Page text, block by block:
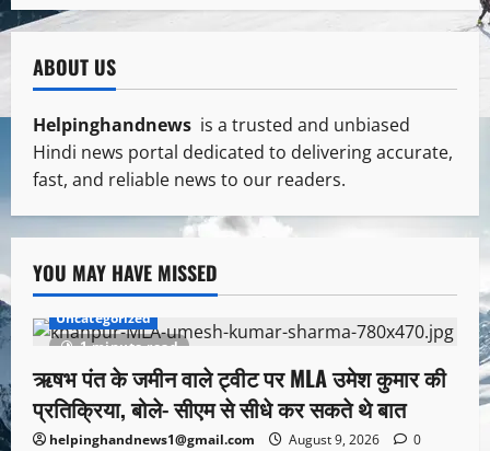
ABOUT US
Helpinghandnews is a trusted and unbiased
Hindi news portal dedicated to delivering accurate,
fast, and reliable news to our readers.
YOU MAY HAVE MISSED
1 minute read
Uncategorized
ऋषभ पंत के जमीन वाले ट्वीट पर MLA उमेश कुमार की
प्रतिक्रिया, बोले- सीएम से सीधे कर सकते थे बात
helpinghandnews1@gmail.com August 9, 2026
0